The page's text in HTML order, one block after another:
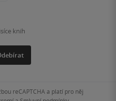
knih
reCAPTCHA a platí pro něj